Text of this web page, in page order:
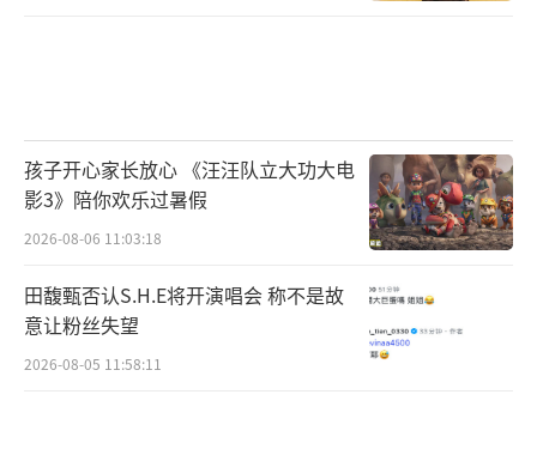
孩子开心家长放心 《汪汪队立大功大电
影3》陪你欢乐过暑假
2026-08-06 11:03:18
田馥甄否认S.H.E将开演唱会 称不是故
意让粉丝失望
2026-08-05 11:58:11